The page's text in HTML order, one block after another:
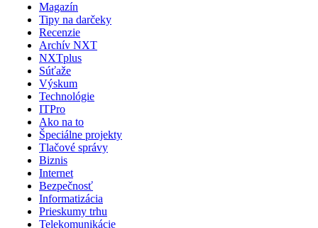
Magazín
Tipy na darčeky
Recenzie
Archív NXT
NXTplus
Súťaže
Výskum
Technológie
ITPro
Ako na to
Špeciálne projekty
Tlačové správy
Biznis
Internet
Bezpečnosť
Informatizácia
Prieskumy trhu
Telekomunikácie